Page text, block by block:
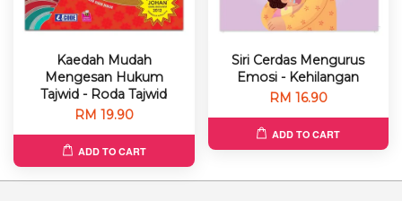
Kaedah Mudah
Mengesan Hukum
Tajwid - Roda Tajwid
RM 19.90
ADD TO CART
Siri Cerdas Mengurus
Emosi - Kehilangan
RM 16.90
ADD TO CART